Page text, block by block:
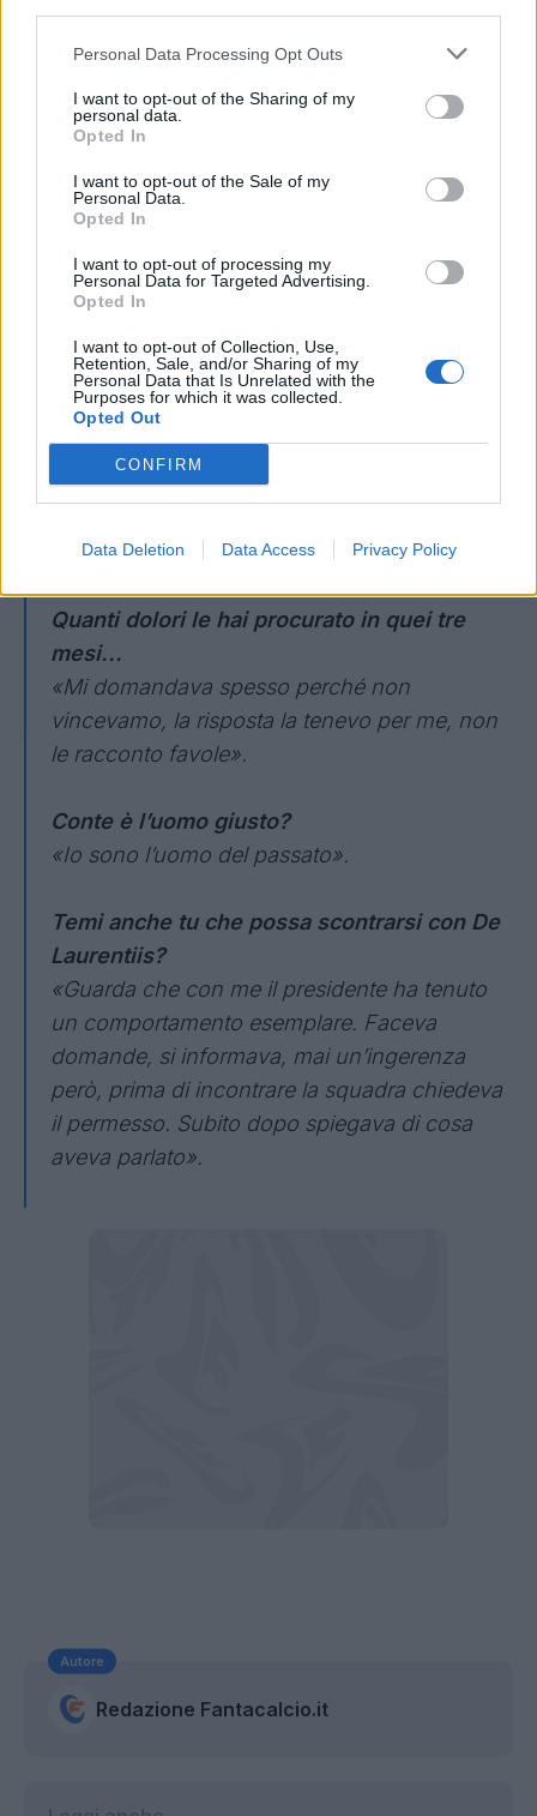
Personal Data Processing Opt Outs
I want to opt-out of the Sharing of my
personal data.
Opted In
I want to opt-out of the Sale of my
Personal Data.
Opted In
I want to opt-out of processing my
Personal Data for Targeted Advertising.
Opted In
I want to opt-out of Collection, Use,
Retention, Sale, and/or Sharing of my
Personal Data that Is Unrelated with the
Purposes for which it was collected.
Opted Out
CONFIRM
Data Deletion Data Access Privacy Policy
«Avevo pochissimo tempo a disposizione e
urgenze di squadra e classifica, non mi sono
potuto occupare dei problemi personalidi
questo o quel giocatore».
Cosa manca al georgiano?
tanti giocatori di qualità hanno una
partecipazione attiva e sistematica alla fase di
non possesso. Kvara solo occasionalmente. E
poi deve imparare a sparare meglio le sue
cartucce nei trenta metri e a risultare più
produttivo a centrocampo. Se riuscirà a
correggere questi tre punti vincerà il Pallone
Quanti dolori le hai procurato in quei tre
mesi...
«Mi domandava spesso perché non
vincevamo, la risposta la tenevo per me, non
le racconto favole».
Conte è l’uomo giusto?
«Io sono l’uomo del passato».
Temi anche tu che possa scontrarsi con De
Laurentiis?
«Guarda che con me il presidente ha tenuto
un comportamento esemplare. Faceva
domande, si informava, mai un’ingerenza
però, prima di incontrare la squadra chiedeva
il permesso. Subito dopo spiegava di cosa
aveva parlato».
Autore
Redazione Fantacalcio.it